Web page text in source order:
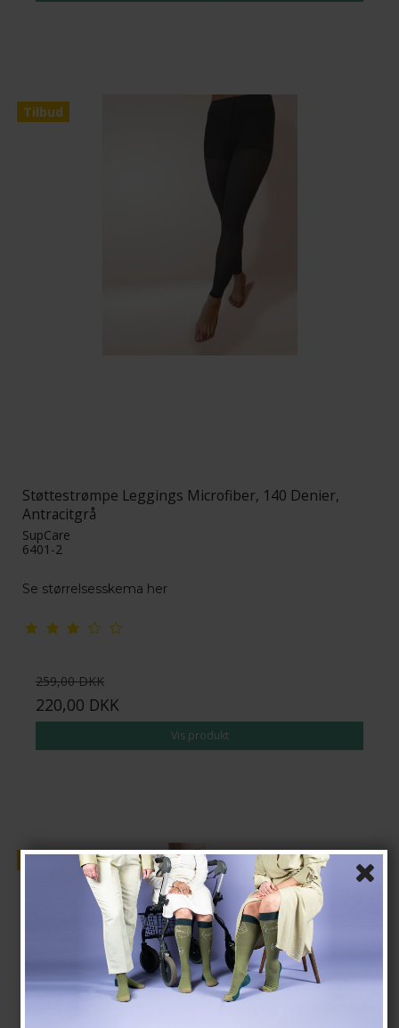
Tilbud
Støttestrømpe Leggings Microfiber, 140 Denier,
Antracitgrå
SupCare
6401-2
Se størrelsesskema her
259,00 DKK
220,00 DKK
Vis produkt
Tilbud